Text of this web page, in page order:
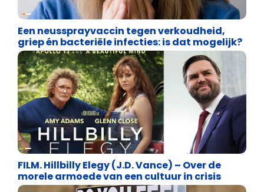
Uncategorized
Een neussprayvaccin tegen verkoudheid,
griep én bacteriële infecties: is dat mogelijk?
Uncategorized
FILM. Hillbilly Elegy (J.D. Vance) – Over de
morele armoede van een cultuur in crisis